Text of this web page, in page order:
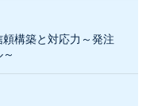
頼構築と対応力～発注